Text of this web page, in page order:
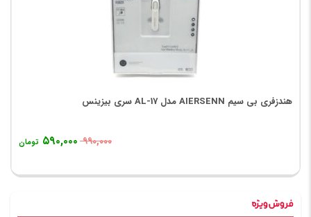
هندزفری بی سیم AIERSENN مدل AL-17 سری بیزینس
۹۹۰,۰۰۰ ۵۹۰,۰۰۰ تومان